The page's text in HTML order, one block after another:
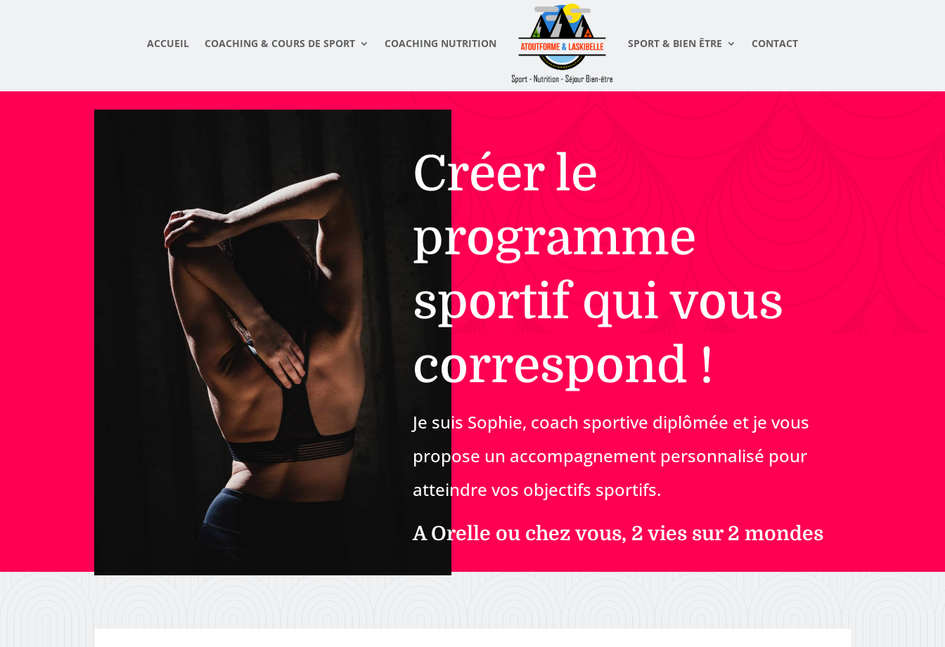
ACCUEIL COACHING & COURS DE SPORT COACHING NUTRITION SPORT & BIEN ÊTRE CONTACT
Créer le
programme
sportif qui vous
correspond !
Je suis Sophie, coach sportive diplômée et je vous
propose un accompagnement personnalisé pour
atteindre vos objectifs sportifs.
A Orelle ou chez vous, 2 vies sur 2 mondes